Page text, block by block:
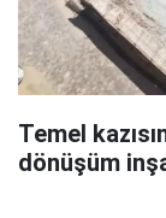
Temel
dönüşüm